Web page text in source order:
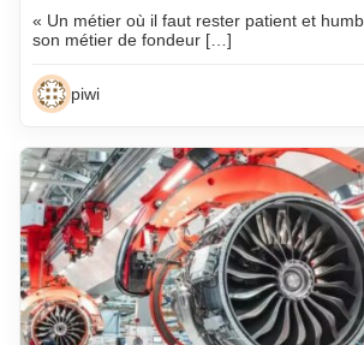
« Un métier où il faut rester patient et
son métier de fondeur […]
piwi